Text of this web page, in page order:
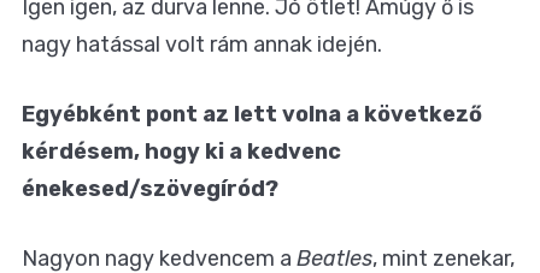
Igen igen, az durva lenne. Jó ötlet! Amúgy ő is
nagy hatással volt rám annak idején.
Egyébként pont az lett volna a következő
kérdésem, hogy ki a kedvenc
énekesed/szövegíród?
Nagyon nagy kedvencem a Beatles, mint zenekar,